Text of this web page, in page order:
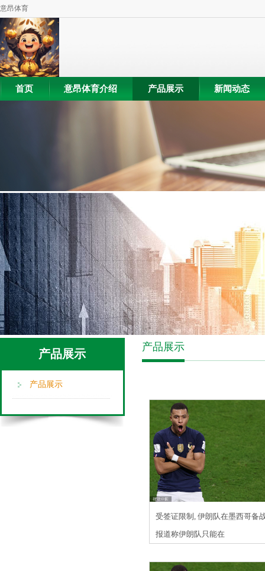
意昂体育
首页 意昂体育介绍 产品展示 新闻动态
产品展示
产品展示
产品展示
受签证限制, 伊朗队在墨西哥备
报道称伊朗队只能在